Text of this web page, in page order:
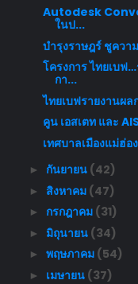
Autodesk
ในป...
บำรุงราษฎร์ ชูควา
โครงการ ไทยเบ
กา...
ไทยเบฟรายงานผ
คูน เอสเตท และ
เทศบาลเมืองแม่ฮ่
► กันยายน (42)
► สิงหาคม (47)
► กรกฎาคม (31)
► มิถุนายน (34)
► พฤษภาคม (54)
► เมษายน (37)